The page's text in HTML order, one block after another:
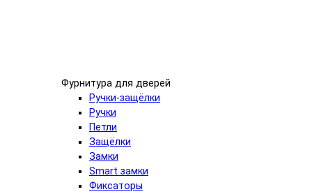
Фурнитура для дверей
Ручки-защёлки
Ручки
Петли
Защёлки
Замки
Smart замки
Фиксаторы